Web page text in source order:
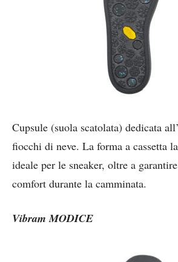
Cupsule (suola scatolata) dedicata
fiocchi di neve. La forma a cassetta
ideale per le sneaker, oltre a
comfort durante la camminata.
Vibram MODICE